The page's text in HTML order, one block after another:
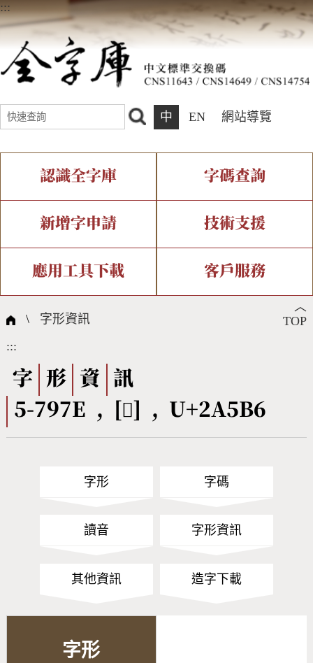
:::
中 EN 網站導覽
認識全字庫
全字庫介紹 全字庫現況
中文碼介紹 專有名詞介紹
國際字碼相關組織
字碼查詢
IDS查詢 部件查詢
複合查詢 注音查詢
筆畫查詢
筆順序查詢
CNS查詢 Unicode查詢
新增字申請
新字申請處理流程
技術支援
字形即時顯示 造字解決方案
全字庫授權 轉碼Web Service
應用工具下載
個人電腦造字處理工具
字形下載
客戶服務
問題集
熱門查詢統計
︿
TOP
\ 字形資訊
:::
字 形 資
訊
5-797E , [𪖶] , U+2A5B6
字形 字碼
讀音 字形資訊
其他資訊 造字下載
字形